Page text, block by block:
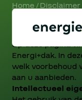
Home/Disclaimer
Disclaimer
Op deze pagina
Energi+dak. In
welk voorbehoud
aan u aanbieden.
Intellectueel